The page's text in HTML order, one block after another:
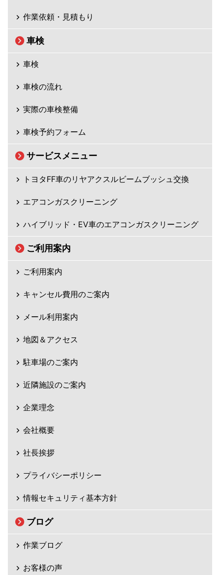
作業依頼・見積もり
車検
車検
車検の流れ
実際の車検整備
車検予約フォーム
サービスメニュー
トヨタFF車のリヤアクスルビームブッシュ交換
エアコンガスクリーニング
ハイブリッド・EV車のエアコンガスクリーニング
ご利用案内
ご利用案内
キャンセル費用のご案内
メール利用案内
地図＆アクセス
駐車場のご案内
近隣施設のご案内
企業理念
会社概要
社長挨拶
プライバシーポリシー
情報セキュリティ基本方針
ブログ
作業ブログ
お客様の声